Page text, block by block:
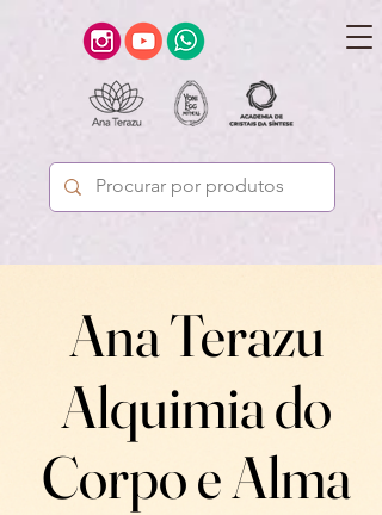
Ana Terazu
Alquimia do
Corpo e Alma
Ana Terazu
Alquimia do
Corpo e Alma